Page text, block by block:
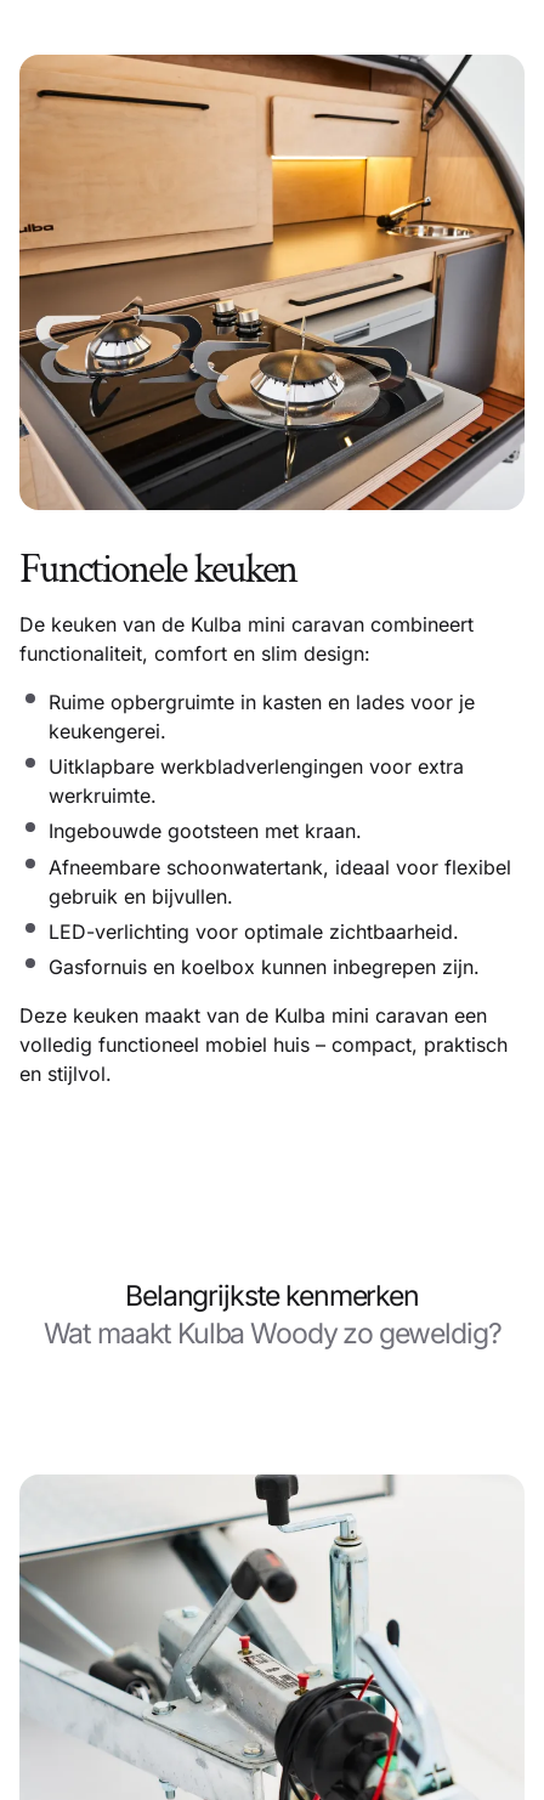
Functionele keuken
De keuken van de Kulba mini caravan combineert
functionaliteit, comfort en slim design:
Ruime opbergruimte in kasten en lades voor je
keukengerei.
Uitklapbare werkbladverlengingen voor extra
werkruimte.
Ingebouwde gootsteen met kraan.
Afneembare schoonwatertank, ideaal voor flexibel
gebruik en bijvullen.
LED-verlichting voor optimale zichtbaarheid.
Gasfornuis en koelbox kunnen inbegrepen zijn.
Deze keuken maakt van de Kulba mini caravan een
volledig functioneel mobiel huis – compact, praktisch
en stijlvol.
Belangrijkste kenmerken
Wat maakt Kulba Woody zo geweldig?